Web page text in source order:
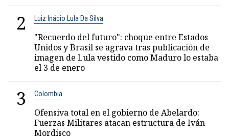
2 Luiz Inácio Lula Da Silva
"Recuerdo del futuro": choque entre Estados
Unidos y Brasil se agrava tras publicación de
imagen de Lula vestido como Maduro lo estaba
el 3 de enero
3 Colombia
Ofensiva total en el gobierno de Abelardo:
Fuerzas Militares atacan estructura de Iván
Mordisco